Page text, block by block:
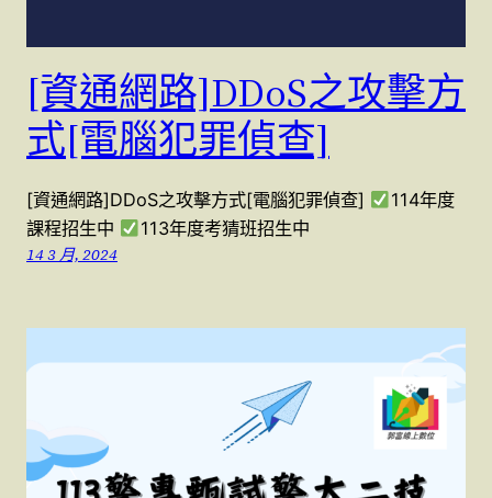
[資通網路]DDoS之攻擊方
式[電腦犯罪偵查]
[資通網路]DDoS之攻擊方式[電腦犯罪偵查]
114年度
課程招生中
113年度考猜班招生中
14 3 月, 2024